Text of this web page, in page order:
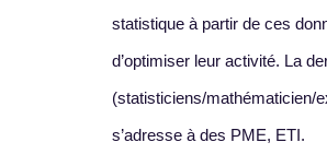
statistique à partir de ces
d’optimiser leur activité. La
(statisticiens/mathématicien/
s’adresse à des PME, ETI.